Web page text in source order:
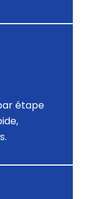
étape